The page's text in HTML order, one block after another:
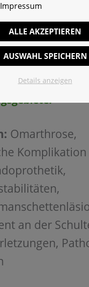
Omarthrose,
Komplikation
an der
Impressum
ALLE AKZEPTIEREN
AUSWAHL SPEICHERN
Details anzeigen